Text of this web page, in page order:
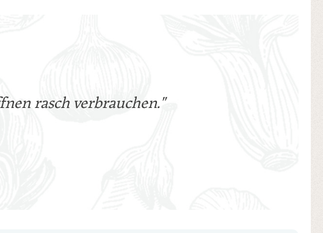
rasch verbrauchen."